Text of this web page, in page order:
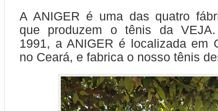
A ANIGER é uma das quatro
que produzem o tênis da
1991, a ANIGER é localizada em
no Ceará, e fabrica o nosso tênis